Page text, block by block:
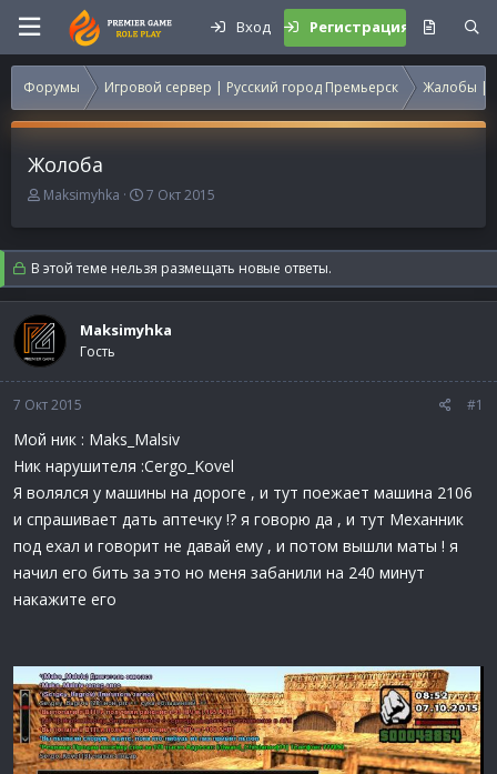
Вход Регистрация
Форумы Игровой сервер | Русский город Премьерск Жалобы |
Жолоба
А
т
о
р
т
е
м
ы
Maksimyhka
Д
т
а
н
а
а
7 Окт 2015
В этой теме нельзя размещать новые ответы.
Maksimyhka
Гость
7 Окт 2015 #1
Мой ник : Maks_Malsiv
Ник нарушителя :Cergo_Kovel
Я волялся у машины на дороге , и тут поежает машина 2106
и спрашивает дать аптечку !? я говорю да , и тут Механник
под ехал и говорит не давай ему , и потом вышли маты ! я
начил его бить за это но меня забанили на 240 минут
накажите его